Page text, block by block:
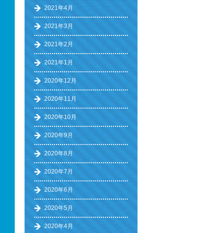
2021年4月
2021年3月
2021年2月
2021年1月
2020年12月
2020年11月
2020年10月
2020年9月
2020年8月
2020年7月
2020年6月
2020年5月
2020年4月